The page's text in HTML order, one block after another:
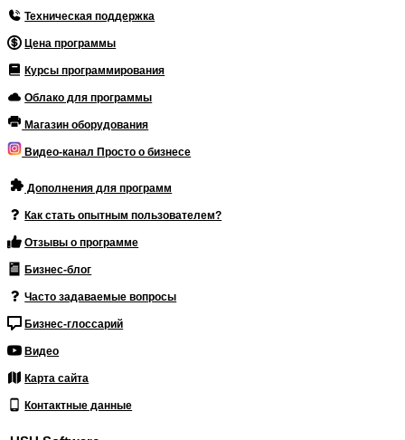
Техническая поддержка
Цена программы
Курсы программирования
Облако для программы
Магазин оборудования
Видео-канал Просто о бизнесе
Дополнения для программ
Как стать опытным пользователем?
Отзывы о программе
Бизнес-блог
Часто задаваемые вопросы
Бизнес-глоссарий
Видео
Карта сайта
Контактные данные